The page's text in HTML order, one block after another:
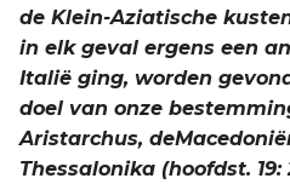
de Klein-Aziatische
in elk geval ergens een
Italië ging, worden
doel van onze
Aristarchus,
Thessalonika (hoofdst.